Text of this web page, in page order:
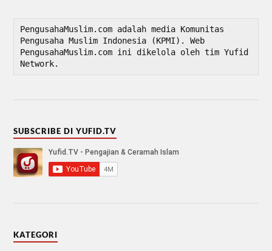
PengusahaMuslim.com adalah media Komunitas
Pengusaha Muslim Indonesia (KPMI). Web
PengusahaMuslim.com ini dikelola oleh tim Yufid
Network.
SUBSCRIBE DI YUFID.TV
KATEGORI